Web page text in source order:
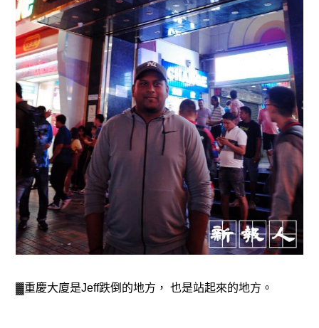
▓重慶大廈是Jeff跌倒的地方， 也是站起來的地方。